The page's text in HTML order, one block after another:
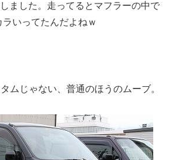
ました。走ってるとマフラーの中で
いってたんだよねｗ
ムじゃない、普通のほうのムーブ。